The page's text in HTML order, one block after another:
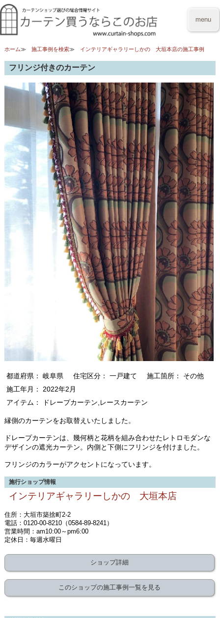
menu
ホーム 施工事例を検索 インテリアギャラリーしかの 大垣本店の施工事例
フリンジ付きのカーテン
都道府県： 岐阜県 住宅区分： 一戸建て
施工箇所： その他
施工年月： 2022年2月
アイテム： ドレープカーテン,レースカーテン
縁側のカーテンをお取替えいたしました。
ドレープカーテンは、幾何柄と花柄を組み合わせたレトロモダンな
デザインの遮光カーテン。内側と下側にフリンジを付けました。
フリンジのカラーがアクセントになっています。
施行ショップ情報
インテリアギャラリーしかの 大垣本店
住所：大垣市築捨町2-2
電話：0120-00-8210（0584-89-8241）
営業時間：am10:00～pm6:00
定休日：毎週水曜日
ショップ詳細
このショップの施工事例一覧を見る